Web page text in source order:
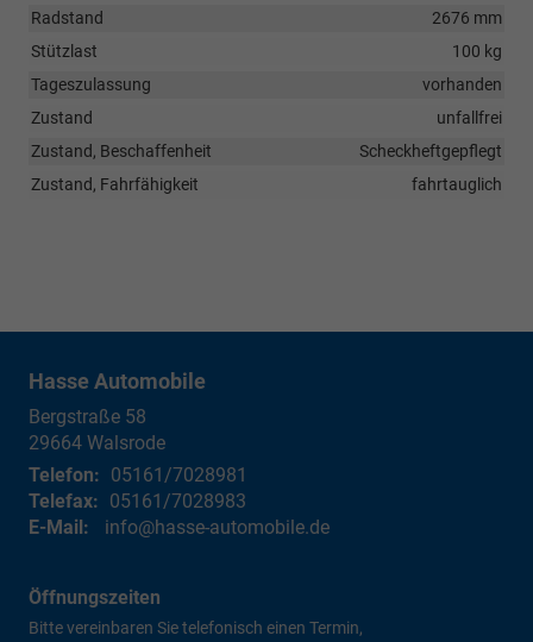
Radstand
2676 mm
Stützlast
100 kg
Tageszulassung
vorhanden
Zustand
unfallfrei
Zustand, Beschaffenheit
Scheckheftgepflegt
Zustand, Fahrfähigkeit
fahrtauglich
Hasse Automobile
Bergstraße 58
29664 Walsrode
Telefon: 05161/7028981
Telefax: 05161/7028983
E-Mail:
info@hasse-automobile.de
Öffnungszeiten
Bitte vereinbaren Sie telefonisch einen Termin,